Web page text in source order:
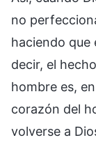
no
haciendo que
decir, el
hombre es,
corazón del
volverse a